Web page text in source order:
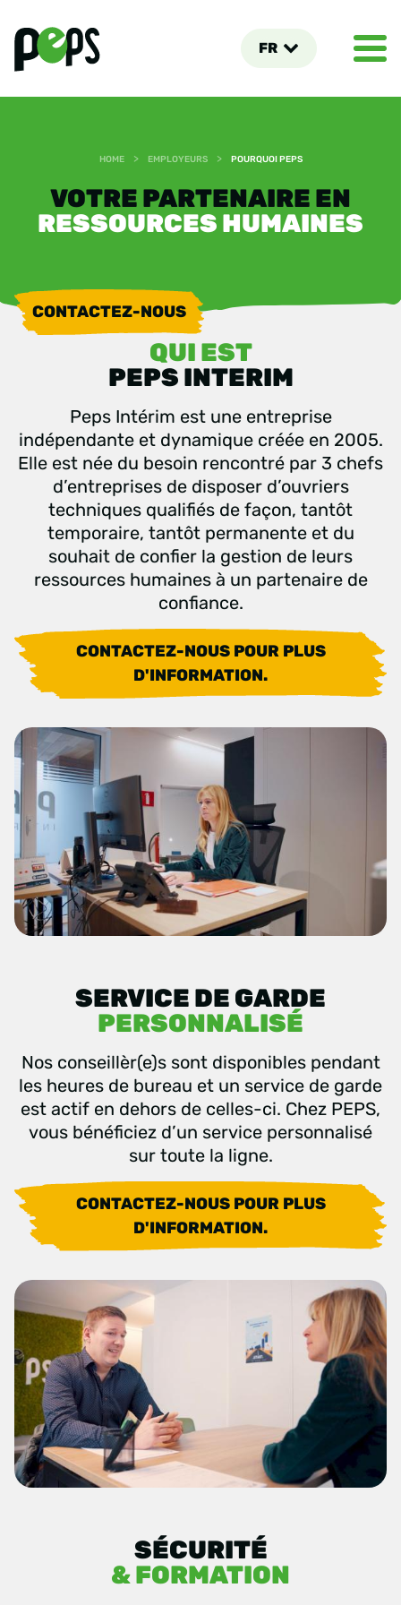
FR
HOME > EMPLOYEURS > POURQUOI PEPS
VOTRE PARTENAIRE EN
RESSOURCES HUMAINES
CONTACTEZ-NOUS
QUI EST
PEPS INTERIM
Peps Intérim est une entreprise
indépendante et dynamique créée en 2005.
Elle est née du besoin rencontré par 3 chefs
d’entreprises de disposer d’ouvriers
techniques qualifiés de façon, tantôt
temporaire, tantôt permanente et du
souhait de confier la gestion de leurs
ressources humaines à un partenaire de
confiance.
CONTACTEZ-NOUS POUR PLUS
D'INFORMATION.
SERVICE DE GARDE
PERSONNALISÉ
Nos conseillèr(e)s sont disponibles pendant
les heures de bureau et un service de garde
est actif en dehors de celles-ci. Chez PEPS,
vous bénéficiez d’un service personnalisé
sur toute la ligne.
CONTACTEZ-NOUS POUR PLUS
D'INFORMATION.
SÉCURITÉ
& FORMATION